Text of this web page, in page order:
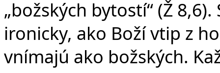
„božských bytostí“ (Ž
ironicky, ako Boží vtip z
vnímajú ako božských.